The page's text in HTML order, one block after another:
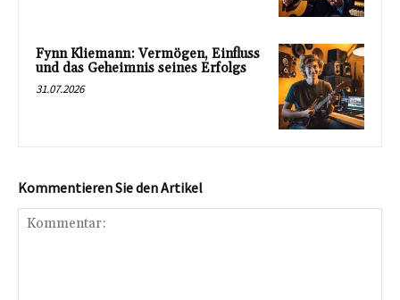
Fynn Kliemann: Vermögen, Einfluss
und das Geheimnis seines Erfolgs
31.07.2026
Kommentieren Sie den Artikel